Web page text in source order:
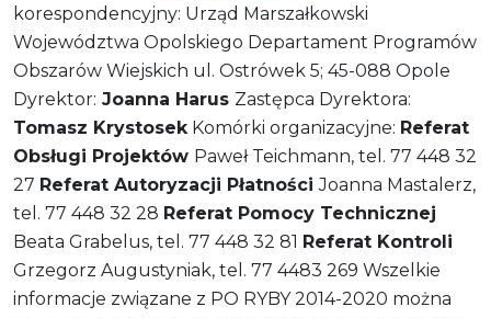
korespondencyjny: Urząd Marszałkowski
Województwa Opolskiego Departament Programów
Obszarów Wiejskich ul. Ostrówek 5; 45-088 Opole
Dyrektor: Joanna Harus Zastępca Dyrektora:
Tomasz Krystosek Komórki organizacyjne: Referat
Obsługi Projektów Paweł Teichmann, tel. 77 448 32
27 Referat Autoryzacji PłatnościJoanna Mastalerz,
tel. 77 448 32 28 Referat Pomocy Technicznej
Beata Grabelus, tel. 77 448 32 81 Referat Kontroli
Grzegorz Augustyniak, tel. 77 4483 269 Wszelkie
informacje związane z PO RYBY 2014-2020 można